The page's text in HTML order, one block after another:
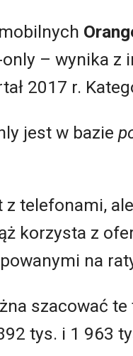
– wynika z
2017 r.
jest w bazie
telefonami,
korzysta z
na
szacować
tys. i 1 963